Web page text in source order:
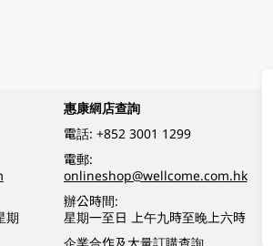
期
惠康網店查詢
電話: +852 3001 1299
電郵:
onlineshop@wellcome.com.hk
辦公時間:
星期一至日 上午九時至晚上六時